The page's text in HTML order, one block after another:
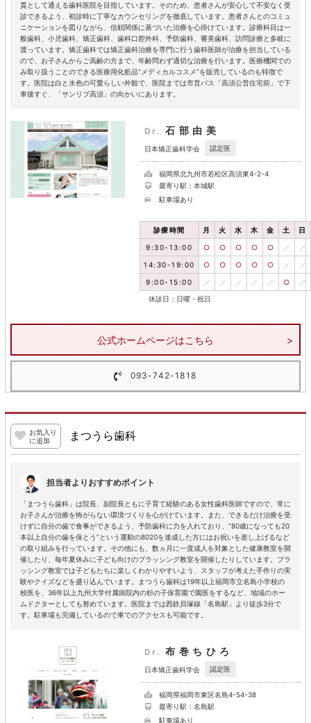
貫として通える歯科医院を目指しています。そのため、患者さんが安心して不安なく受
診できるよう、初診時に丁寧なカウンセリングを徹底しています。患者さんとのコミュ
ニケーションを図りながら、信頼関係に基づいた治療を心掛けています。診療科目は一
般歯科、小児歯科、矯正歯科、歯科口腔外科、予防歯科、審美歯科、訪問診療と多岐に
渡っています。矯正歯科では矯正歯科治療を専門に行う歯科医師が治療を担当している
ので、お子さんからご高齢の方まで、年齢問わず適切な治療を行います。医療機関での
み取り扱うことのできる医療用化粧品“メディカルコスメ”を販売しているのも特徴で
す。医院は白と水色の可愛らしい外観で、医院までは市営バス「高須公営住宅前」で下
車後すぐ、「サンリブ高須」の向かいにあります。
Dr. 石部由美
日本矯正歯科学会 認定医
福岡県北九州市若松区高須東4-2-4
最寄り駅：本城駅
駐車場あり
診療時間 月 火 水 木 金 土 日
9:30-13:00 ○ ○ ○ ○ ○ ／ ／
14:30-19:00 ○ ○ ○ ○ ○ ／ ／
9:00-15:00 ／ ／ ／ ／ ／ ○ ／
休診日：日曜・祝日
公式ホームページはこちら
093-742-1818
お気入り
に追加
まつうら歯科
担当者よりおすすめポイント
「まつうら歯科」は院長、副院長ともに子育て経験のある女性歯科医師ですので、常に
お子さんが治療を怖がらない環境づくりを心がけています。また、できるだけ治療を受
けずに自分の歯で食事ができるよう、予防歯科に力を入れており、“80歳になっても20
本以上自分の歯を保とう”という運動の8020を達成した方にはお祝いを差し上げるなど
の取り組みを行っています。その他にも、数ヵ月に一度成人を対象とした健康教室を開
催したり、毎年夏休みに子ども向けのブラッシング教室を開催したりしています。ブラ
ッシング教室では子どもたちに楽しくわかりやすいよう、スタッフが考えた手作りの実
験やクイズなどを盛り込んでいます。まつうら歯科は19年以上福岡市立名島小学校の
校医を、36年以上九州大学付属病院内の杉の子保育園で園医をするなど、地域のホー
ムドクターとしても努めています。医院までは西鉄貝塚線「名島駅」より徒歩3分で
す。駐車場も完備しているので車でのアクセスも可能です。
Dr. 布巻ちひろ
日本矯正歯科学会 認定医
福岡県福岡市東区名島4-54-38
最寄り駅：名島駅
駐車場あり